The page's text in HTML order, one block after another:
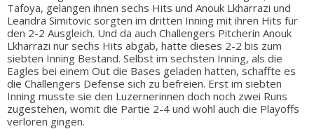
Tafoya, gelangen ihnen sechs Hits und Anouk Lkharrazi und
Leandra Simitovic sorgten im dritten Inning mit ihren Hits für
den 2-2 Ausgleich. Und da auch Challengers Pitcherin Anouk
Lkharrazi nur sechs Hits abgab, hatte dieses 2-2 bis zum
siebten Inning Bestand. Selbst im sechsten Inning, als die
Eagles bei einem Out die Bases geladen hatten, schaffte es
die Challengers Defense sich zu befreien. Erst im siebten
Inning musste sie den Luzernerinnen doch noch zwei Runs
zugestehen, womit die Partie 2-4 und wohl auch die Playoffs
verloren gingen.